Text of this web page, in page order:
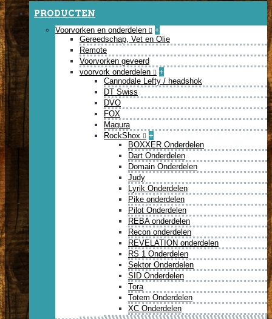
PRODUCTEN
Voorvorken en onderdelen
+
Gereedschap, Vet en Olie
Remote
Voorvorken geveerd
voorvork onderdelen
+
Cannodale Lefty / headshok
DT Swiss
DVO
FOX
Magura
RockShox
+
BOXXER Onderdelen
Dart Onderdelen
Domain Onderdelen
Judy
Lyrik Onderdelen
Pike onderdelen
Pilot Onderdelen
REBA onderdelen
Recon onderdelen
REVELATION onderdelen
RS 1 Onderdelen
Sektor Onderdelen
SID Onderdelen
Tora
Totem Onderdelen
XC Onderdelen